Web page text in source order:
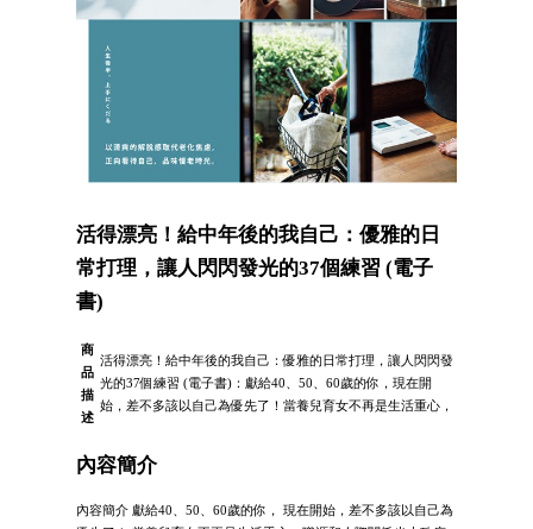
活得漂亮！給中年後的我自己：優雅的日
常打理，讓人閃閃發光的37個練習 (電子
書)
商
品
描
述
活得漂亮！給中年後的我自己：優雅的日常打理，讓人閃閃發
光的37個練習 (電子書)：獻給40、50、60歲的你，現在開
始，差不多該以自己為優先了！當養兒育女不再是生活重心，
內容簡介
內容簡介 獻給40、50、60歲的你， 現在開始，差不多該以自己為